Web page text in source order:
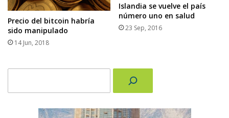
Precio del bitcoin habría
sido manipulado
14 Jun, 2018
Islandia se vuelve el país
número uno en salud
23 Sep, 2016